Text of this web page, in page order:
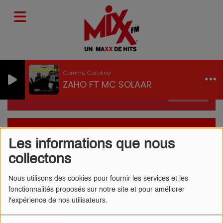
Les informations que nous
collectons
Nous utilisons des cookies pour fournir les services et les
fonctionnalités proposés sur notre site et pour améliorer
l'expérience de nos utilisateurs.
Comme Caroline
ZAHO FT MC SOLAAR
HOROSCOPE MIXX FM-JEUDI
27 NOVEMBRE